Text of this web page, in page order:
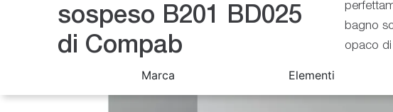
sospeso B201 BD025
di Compab
bagno
opaco
Marca Elementi